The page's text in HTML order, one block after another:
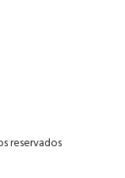
reservados